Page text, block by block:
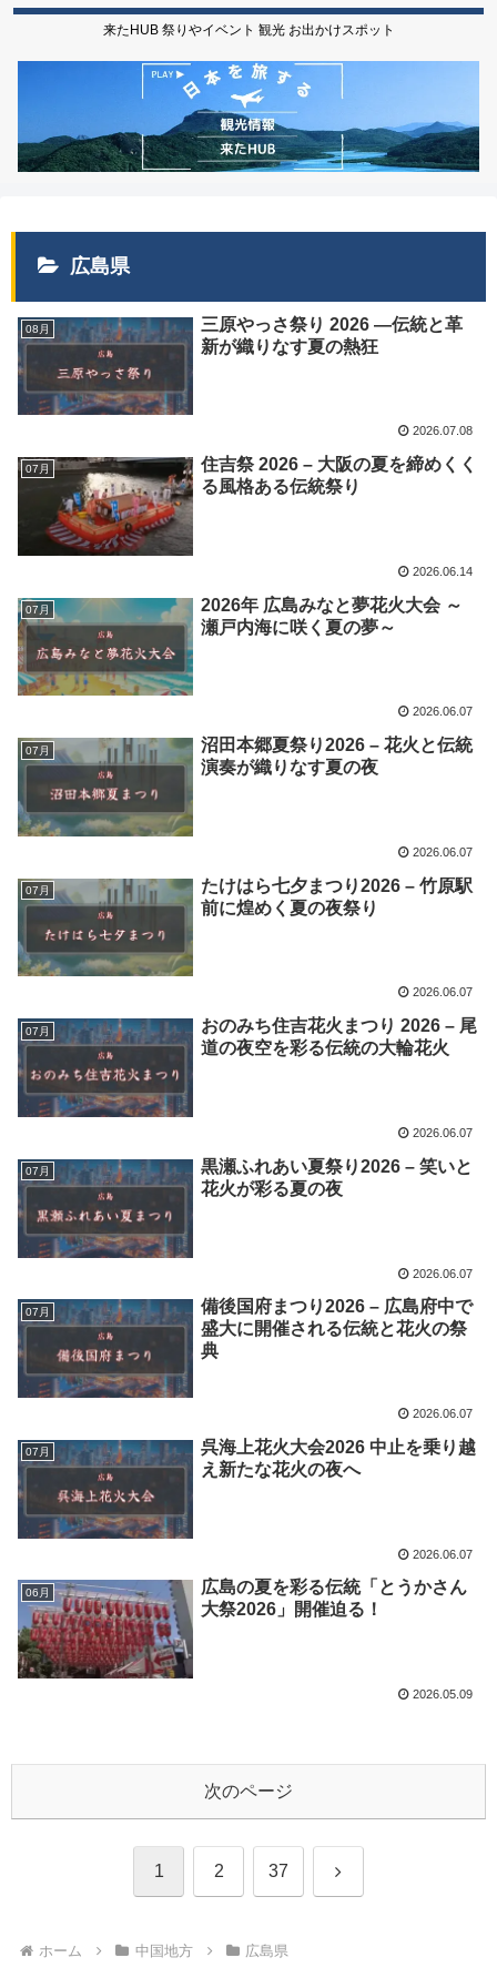
来たHUB 祭りやイベント 観光 お出かけスポット
広島県
08月
三原やっさ祭り 2026 ―伝統と革
新が織りなす夏の熱狂
2026.07.08
07月
住吉祭 2026 – 大阪の夏を締めくく
る風格ある伝統祭り
2026.06.14
07月
2026年 広島みなと夢花火大会 ～
瀬戸内海に咲く夏の夢～
2026.06.07
07月
沼田本郷夏祭り2026 – 花火と伝統
演奏が織りなす夏の夜
2026.06.07
07月
たけはら七夕まつり2026 – 竹原駅
前に煌めく夏の夜祭り
2026.06.07
07月
おのみち住吉花火まつり 2026 – 尾
道の夜空を彩る伝統の大輪花火
2026.06.07
07月
黒瀬ふれあい夏祭り2026 – 笑いと
花火が彩る夏の夜
2026.06.07
07月
備後国府まつり2026 – 広島府中で
盛大に開催される伝統と花火の祭
典
2026.06.07
07月
呉海上花火大会2026 中止を乗り越
え新たな花火の夜へ
2026.06.07
06月
広島の夏を彩る伝統「とうかさん
大祭2026」開催迫る！
2026.05.09
次のページ
1 2 37 次
ホーム 中国地方 広島県